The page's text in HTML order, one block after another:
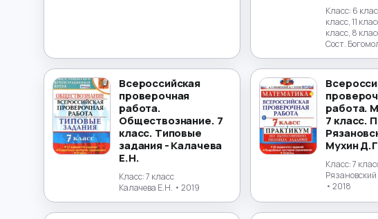
Класс: 6
класс, 11
класс, 8
Сост.
Всероссийская
проверочная
работа.
Обществознание. 7
класс. Типовые
задания - Калачева
Е.Н.
Класс:7 класс
Калачева Е.Н. • 2019
работа.
7 класс.
Мухин
Класс:7
• 2018